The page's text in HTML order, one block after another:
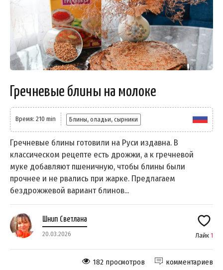
Гречневые блины на молоке
Время: 210 min Блины, оладьи, сырники
Гречневые блины готовили на Руси издавна. В
классическом рецепте есть дрожжи, а к гречневой
муке добавляют пшеничную, чтобы блины были
прочнее и не рвались при жарке. Предлагаем
бездрожжевой вариант блинов...
Шнип Светлана
20.03.2026 Лайк 1
комментариев
182 просмотров